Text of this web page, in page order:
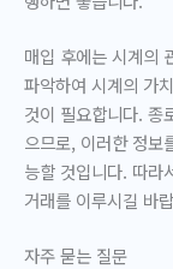
매입 후에는 시계의
파악하여 시계의 가
것이 필요합니다.
으므로, 이러한 정보
능할 것입니다. 따라
거래를 이루시길 바
자주 묻는 질문